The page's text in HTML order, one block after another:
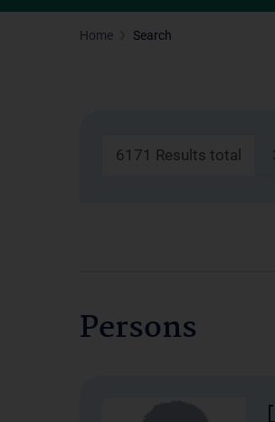
Home Search
6171 Results total
Persons